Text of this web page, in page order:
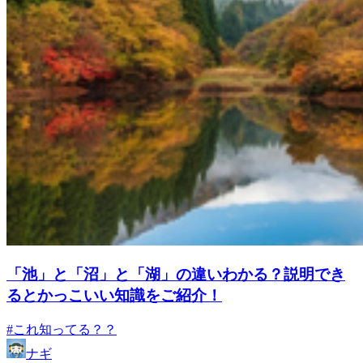
「池」と「沼」と「湖」の違いわかる？説明でき
るとかっこいい知識をご紹介！
#これ知ってる？？
ナギ